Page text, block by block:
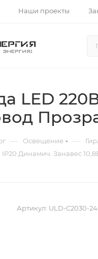
Наши проекты
LED
— Освещение —
IP20 Динамич. Занавес
Артикул: ULD-C2030-